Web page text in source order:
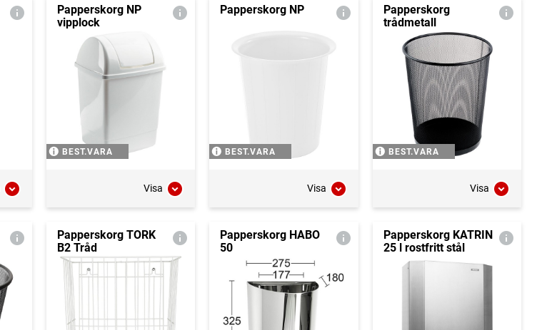
Papperskorg NP
vipplock
BEST.VARA
Visa
Papperskorg NP
BEST.VARA
Visa
Papperskorg
trådmetall
BEST.VARA
Visa
Papperskorg TORK
B2 Tråd
Papperskorg HABO
50
Papperskorg KATRIN
25 l rostfritt stål